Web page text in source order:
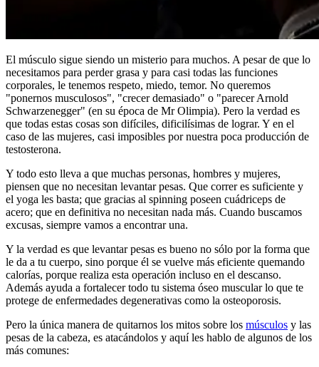
El músculo sigue siendo un misterio para muchos. A pesar de que lo
necesitamos para perder grasa y para casi todas las funciones
corporales, le tenemos respeto, miedo, temor. No queremos
"ponernos musculosos", "crecer demasiado" o "parecer Arnold
Schwarzenegger" (en su época de Mr Olimpia). Pero la verdad es
que todas estas cosas son difíciles, dificilísimas de lograr. Y en el
caso de las mujeres, casi imposibles por nuestra poca producción de
testosterona.
Y todo esto lleva a que muchas personas, hombres y mujeres,
piensen que no necesitan levantar pesas. Que correr es suficiente y
el yoga les basta; que gracias al spinning poseen cuádriceps de
acero; que en definitiva no necesitan nada más. Cuando buscamos
excusas, siempre vamos a encontrar una.
Y la verdad es que levantar pesas es bueno no sólo por la forma que
le da a tu cuerpo, sino porque él se vuelve más eficiente quemando
calorías, porque realiza esta operación incluso en el descanso.
Además ayuda a fortalecer todo tu sistema óseo muscular lo que te
protege de enfermedades degenerativas como la osteoporosis.
Pero la única manera de quitarnos los mitos sobre los músculos y las
pesas de la cabeza, es atacándolos y aquí les hablo de algunos de los
más comunes: